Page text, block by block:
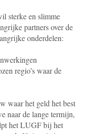
sterke en slimme
partners over de
onderdelen:
regio’s waar de
waar het geld het best
naar de lange termijn,
het LUGF bij het